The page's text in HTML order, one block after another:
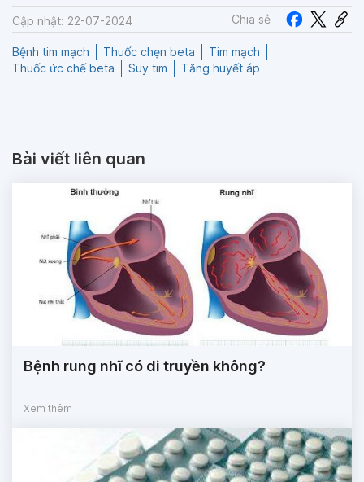
Cập nhật: 22-07-2024 Chia sẻ
Bệnh tim mạch Thuốc chẹn beta
Tim mạch
Thuốc ức chế beta
Suy tim Tăng huyết áp
Bài viết liên quan
Bệnh rung nhĩ có di truyền không?
Xem thêm